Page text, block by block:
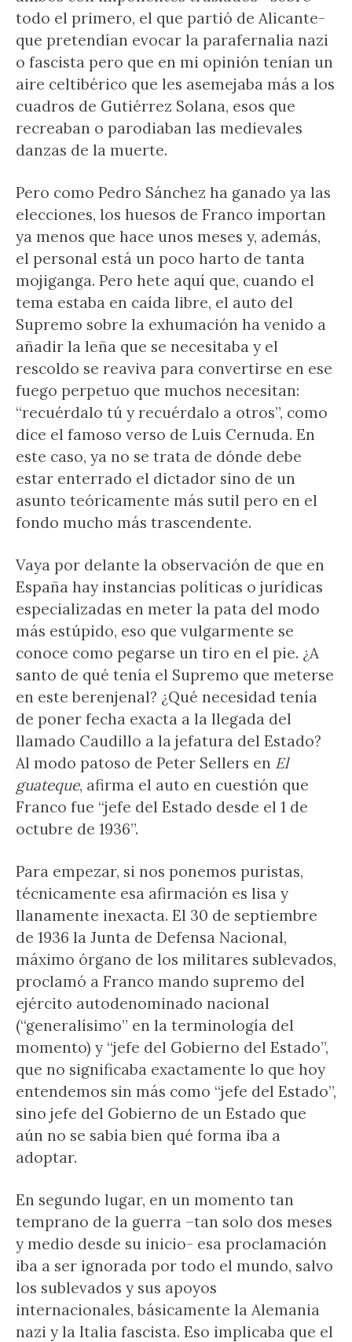
todo el primero, el que partió de Alicante-
que pretendían evocar la parafernalia nazi
o fascista pero que en mi opinión tenían un
aire celtibérico que les asemejaba más a los
cuadros de Gutiérrez Solana, esos que
recreaban o parodiaban las medievales
danzas de la muerte.
Pero como Pedro Sánchez ha ganado ya las
elecciones, los huesos de Franco importan
ya menos que hace unos meses y, además,
el personal está un poco harto de tanta
mojiganga. Pero hete aquí que, cuando el
tema estaba en caída libre, el auto del
Supremo sobre la exhumación ha venido a
añadir la leña que se necesitaba y el
rescoldo se reaviva para convertirse en ese
fuego perpetuo que muchos necesitan:
“recuérdalo tú y recuérdalo a otros”, como
dice el famoso verso de Luis Cernuda. En
este caso, ya no se trata de dónde debe
estar enterrado el dictador sino de un
asunto teóricamente más sutil pero en el
fondo mucho más trascendente.
Vaya por delante la observación de que en
España hay instancias políticas o jurídicas
especializadas en meter la pata del modo
más estúpido, eso que vulgarmente se
conoce como pegarse un tiro en el pie. ¿A
santo de qué tenía el Supremo que meterse
en este berenjenal? ¿Qué necesidad tenía
de poner fecha exacta a la llegada del
llamado Caudillo a la jefatura del Estado?
Al modo patoso de Peter Sellers en El
guateque, afirma el auto en cuestión que
Franco fue “jefe del Estado desde el 1 de
octubre de 1936”.
Para empezar, si nos ponemos puristas,
técnicamente esa afirmación es lisa y
llanamente inexacta. El 30 de septiembre
de 1936 la Junta de Defensa Nacional,
máximo órgano de los militares sublevados,
proclamó a Franco mando supremo del
ejército autodenominado nacional
(“generalísimo” en la terminología del
momento) y “jefe del Gobierno del Estado”,
que no significaba exactamente lo que hoy
entendemos sin más como “jefe del Estado”,
sino jefe del Gobierno de un Estado que
aún no se sabía bien qué forma iba a
adoptar.
En segundo lugar, en un momento tan
temprano de la guerra –tan solo dos meses
y medio desde su inicio- esa proclamación
iba a ser ignorada por todo el mundo, salvo
los sublevados y sus apoyos
internacionales, básicamente la Alemania
nazi y la Italia fascista. Eso implicaba que el